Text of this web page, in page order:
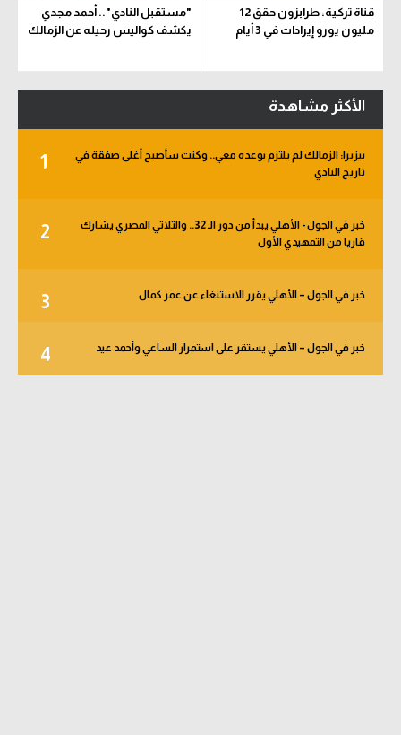
قناة تركية: طرابزون حقق 12
مليون يورو إيرادات في 3 أيام
"مستقبل النادي".. أحمد مجدي
يكشف كواليس رحيله عن الزمالك
الأكثر مشاهدة
1
بيزيرا: الزمالك لم يلتزم بوعده معي.. وكنت سأصبح أغلى صفقة في
تاريخ النادي
2
خبر في الجول - الأهلي يبدأ من دور الـ 32.. والثلاثي المصري يشارك
قاريا من التمهيدي الأول
3 خبر في الجول – الأهلي يقرر الاستنغاء عن عمر كمال
4 خبر في الجول – الأهلي يستقر على استمرار الساعي وأحمد عيد